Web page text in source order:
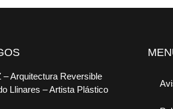
– Arquitectura Reversible
Llinares – Artista Plástico